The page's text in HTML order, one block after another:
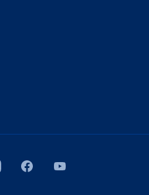
InstagramFacebook